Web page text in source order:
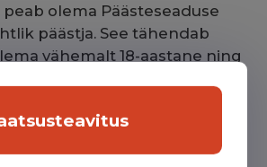
olema Päästeseaduse
päästja. See tähendab
vähemalt 18-aastane ning
läbinud vähemalt I
päästja õppe ning otsestes
II astme
õppe.